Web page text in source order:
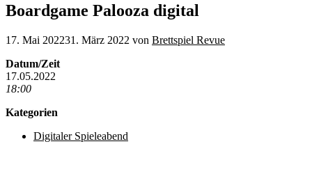
Boardgame Palooza digital
17. Mai 202231. März 2022 von Brettspiel Revue
Datum/Zeit
17.05.2022
18:00
Kategorien
Digitaler Spieleabend